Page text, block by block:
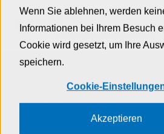
Wenn Sie ablehnen, werden
Informationen bei Ihrem Besuch
Cookie wird gesetzt, um Ihre
speichern.
Cookie-
Akzeptieren
Zur
Zur
Zum
Ebikon